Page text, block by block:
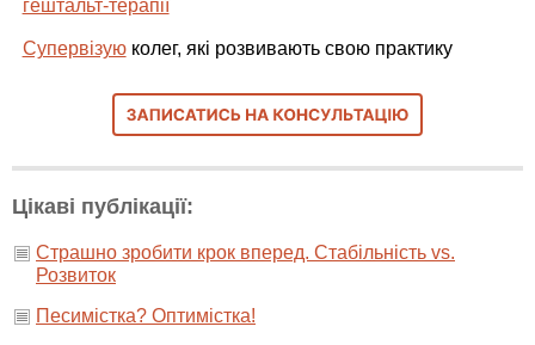
гештальт-терапії
Супервізуюколег, які розвивають свою практику
Цікаві публікації:
Страшно зробити крок вперед. Стабільність vs.
Розвиток
Песимістка? Оптимістка!